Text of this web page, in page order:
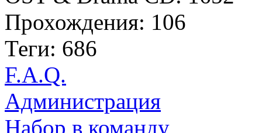
Прохождения: 106
Теги: 686
F.A.Q.
Администрация
Набор в команду